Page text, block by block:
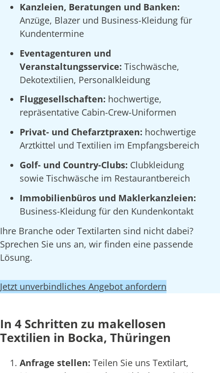
Kanzleien, Beratungen und Banken:
Anzüge, Blazer und Business-Kleidung für
Kundentermine
Eventagenturen und
Veranstaltungsservice: Tischwäsche,
Dekotextilien, Personalkleidung
Fluggesellschaften: hochwertige,
repräsentative Cabin-Crew-Uniformen
Privat- und Chefarztpraxen: hochwertige
Arztkittel und Textilien im Empfangsbereich
Golf- und Country-Clubs: Clubkleidung
sowie Tischwäsche im Restaurantbereich
Immobilienbüros und Maklerkanzleien:
Business-Kleidung für den Kundenkontakt
Ihre Branche oder Textilarten sind nicht dabei?
Sprechen Sie uns an, wir finden eine passende
Lösung.
Jetzt unverbindliches Angebot anfordern
In 4 Schritten zu makellosen
Textilien in Bocka, Thüringen
Anfrage stellen: Teilen Sie uns Textilart,